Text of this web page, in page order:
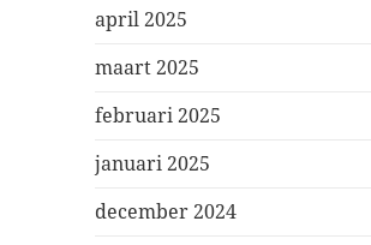
april 2025
maart 2025
februari 2025
januari 2025
december 2024